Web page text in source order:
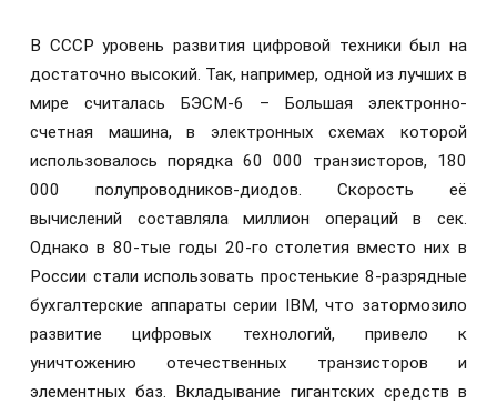
В СССР уровень развития цифровой техники был на
достаточно высокий. Так, например, одной из лучших в
мире считалась БЭСМ-6 – Большая электронно-
счетная машина, в электронных схемах которой
использовалось порядка 60 000 транзисторов, 180
000 полупроводников-диодов. Скорость её
вычислений составляла миллион операций в сек.
Однако в 80-тые годы 20-го столетия вместо них в
России стали использовать простенькие 8-разрядные
бухгалтерские аппараты серии IBM, что затормозило
развитие цифровых технологий, привело к
уничтожению отечественных транзисторов и
элементных баз. Вкладывание гигантских средств в